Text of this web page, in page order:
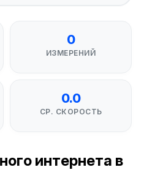
0
ИЗМЕРЕНИЙ
0.0
СР. СКОРОСТЬ
интернета в